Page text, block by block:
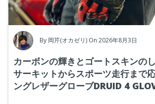
By 岡芹(オカゼリ) On 2026年8月3日
カーボンの輝きとゴートスキンの
サーキットからスポーツ走行まで
ングレザーグローブDRUID 4